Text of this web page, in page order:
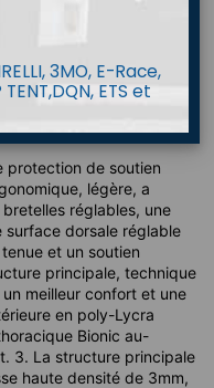
Bionic S/L
protection de soutien
légère, a
réglables, une
dorsale réglable
et un soutien
principale, technique
meilleur confort et une
en poly-Lycra
Bionic au-
3. La structure principale
haute densité de 3mm,
3MO, E-Race,
ETS et